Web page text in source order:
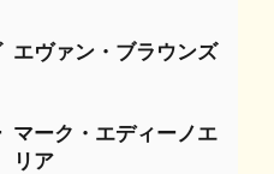
エヴァン・ブラウンズ
マーク・エディーノエ
リア